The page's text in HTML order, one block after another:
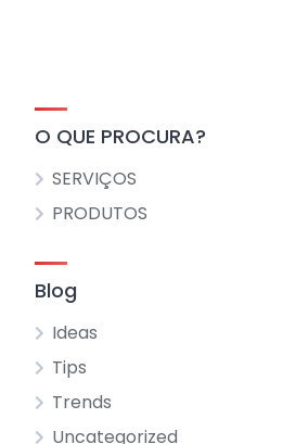
O QUE PROCURA?
SERVIÇOS
PRODUTOS
Blog
Ideas
Tips
Trends
Uncategorized